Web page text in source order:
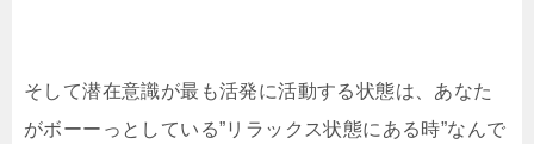
そして潜在意識が最も活発に活動する状態は、あなた
がボーーっとしている”リラックス状態にある時”なんで